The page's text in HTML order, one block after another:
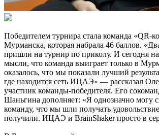
Победителем турнира стала команда «QR-
Мурманска, которая набрала 46 баллов.
пришли на турнир по приколу. И сегодня
мысли, что команда выиграет только в
оказалось, что мы показали лучший
где находится сеть ИЦАЭ» — рассказал
участник команды-победителя. Его
Шаньгина дополняет: «Я однозначно могу
команду, что мы шли получать
получили. ИЦАЭ и BrainShaker просто в